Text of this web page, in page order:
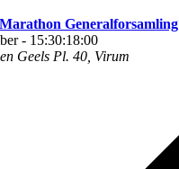
Generalforsamling
- 15:30:18:00
Geels Pl. 40, Virum